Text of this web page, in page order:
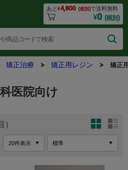
あと¥4,800 (税別)で送料無料
¥0 (税別)
矯正治療 矯正用レジン 矯正
医院向け